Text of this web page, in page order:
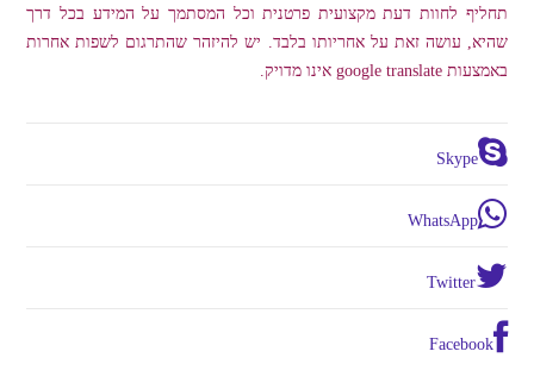
תחליף לחוות דעת מקצועית פרטנית וכל המסתמך על המידע בכל דרך
שהיא, עושה זאת על אחריותו בלבד. יש להיזהר שהתרגום לשפות אחרות
באמצעות google translate אינו מדויק.
Skype
WhatsApp
Twitter
Facebook